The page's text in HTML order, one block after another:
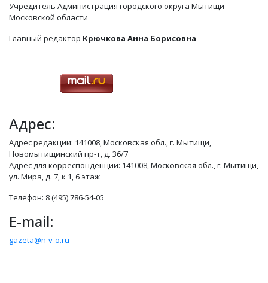
Учредитель Администрация городского округа Мытищи
Московской области
Главный редактор Крючкова Анна Борисовна
Адрес:
Адрес редакции: 141008, Московская обл., г. Мытищи,
Новомытищинский пр-т, д. 36/7
Адрес для корреспонденции: 141008, Московская обл., г. Мытищи,
ул. Мира, д. 7, к 1, 6 этаж
Телефон: 8 (495) 786-54-05
E-mail:
gazeta@n-v-o.ru